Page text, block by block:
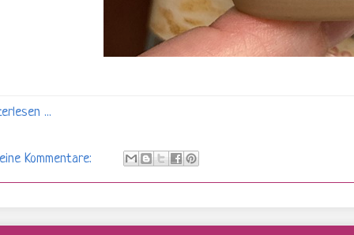
...
Kommentare: